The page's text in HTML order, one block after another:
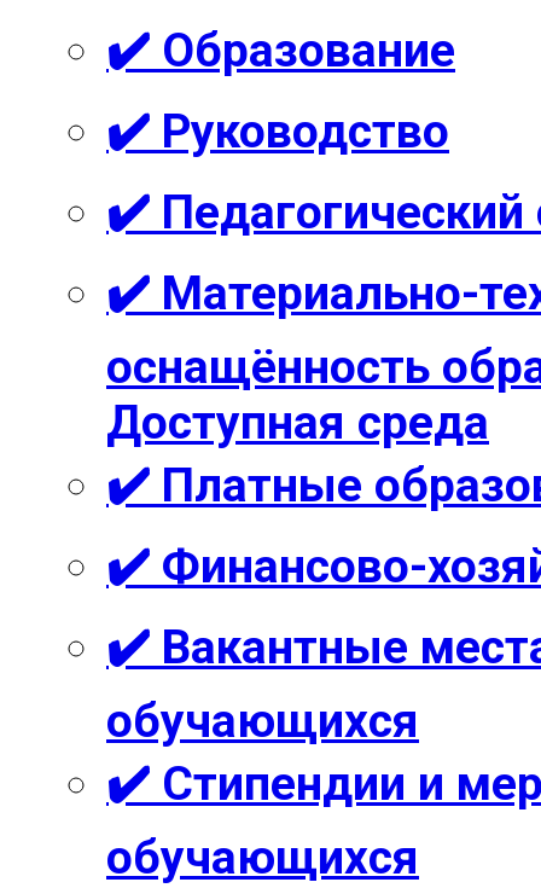
✔️ Образование
✔️ Руководство
✔️ Педагогический
✔️ Материально-
оснащённость
Доступная среда
✔️ Платные
✔️ Финансово-
✔️ Вакантные
обучающихся
✔️ Стипендии и
обучающихся